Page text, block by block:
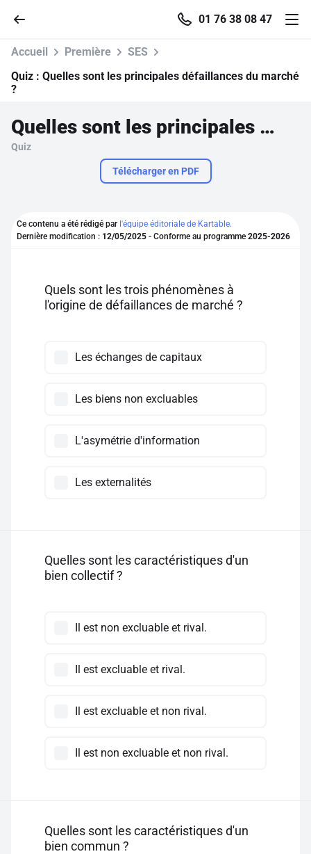
01 76 38 08 47
Se connecter
Pour profiter de 10 contenus offerts.
Accueil Première
SES
Quiz : Quelles sont les principales défaillances du marché
?
Quelles sont les principales défaillances du marché ?
Quiz
Télécharger en PDF
Ce contenu a été rédigé par l'équipe éditoriale de Kartable.
Dernière modification : 12/05/2025 - Conforme au programme 2025-2026
Quels sont les trois phénomènes à
l'origine de défaillances de marché ?
Les échanges de capitaux
Les biens non excluables
L'asymétrie d'information
Les externalités
Quelles sont les caractéristiques d'un
bien collectif ?
Il est non excluable et rival.
Il est excluable et rival.
Il est excluable et non rival.
Il est non excluable et non rival.
Quelles sont les caractéristiques d'un
bien commun ?